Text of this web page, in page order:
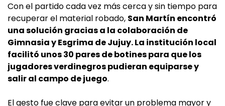
Con el partido cada vez más cerca y sin tiempo para
recuperar el material robado, San Martín encontró
una solución gracias a la colaboración de
Gimnasia y Esgrima de Jujuy. La institución local
facilitó unos 30 pares de botines para que los
jugadores verdinegros pudieran equiparse y
salir al campo de juego.
El gesto fue clave para evitar un problema mayor y